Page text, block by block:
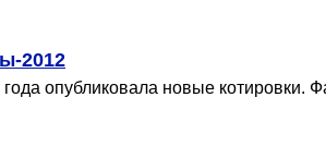
2012
опубликовала новые котировки.